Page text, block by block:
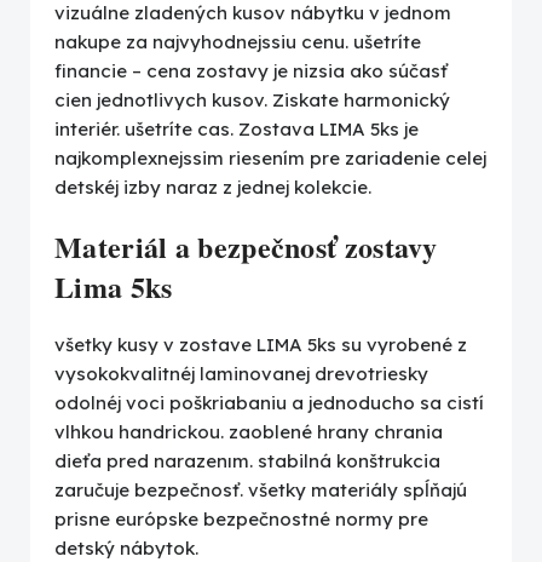
vizuálne zladených kusov nábytku v jednom
nakupe za najvyhodnejssiu cenu. ušetríte
financie – cena zostavy je nizsia ako súčasť
cien jednotlivych kusov. Ziskate harmonický
interiér. ušetríte cas. Zostava LIMA 5ks je
najkomplexnejssim riesením pre zariadenie celej
detskéj izby naraz z jednej kolekcie.
Materiál a bezpečnosť zostavy
Lima 5ks
všetky kusy v zostave LIMA 5ks su vyrobené z
vysokokvalitnéj laminovanej drevotriesky
odolnéj voci poškriabaniu a jednoducho sa cistí
vlhkou handrickou. zaoblené hrany chrania
dieťa pred narazenım. stabilná konštrukcia
zaručuje bezpečnosť. všetky materiály spĺňajú
prisne európske bezpečnostné normy pre
detský nábytok.